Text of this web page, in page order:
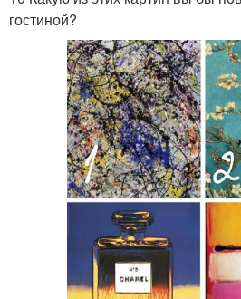
гостиной?